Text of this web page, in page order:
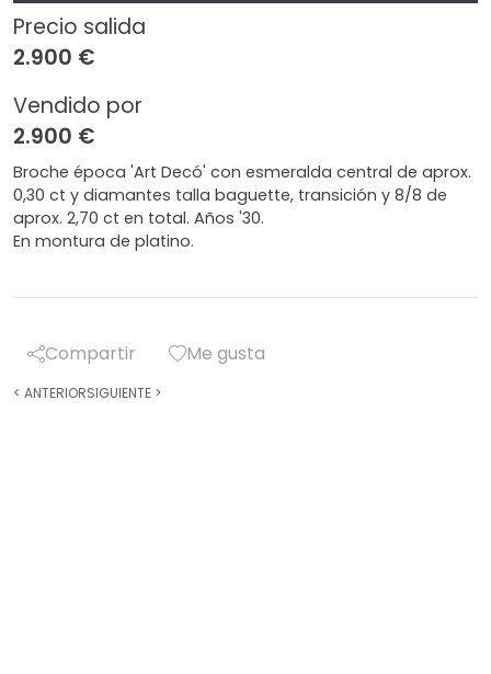
Precio salida
2.900 €
Vendido por
2.900 €
Broche época 'Art Decó' con esmeralda central de aprox.
0,30 ct y diamantes talla baguette, transición y 8/8 de
aprox. 2,70 ct en total. Años '30.
En montura de platino.
Compartir Me gusta
< ANTERIORSIGUIENTE >